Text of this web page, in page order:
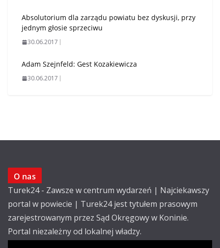
Absolutorium dla zarządu powiatu bez dyskusji, przy
jednym głosie sprzeciwu
30.06.2017
Adam Szejnfeld: Gest Kozakiewicza
30.06.2017
O nas
Turek24 - Zawsze w centrum wydarzeń | Najciekawszy
portal w powiecie | Turek24 jest tytułem prasowym
zarejestrowanym przez Sąd Okręgowy w Koninie.
Portal niezależny od lokalnej władzy.